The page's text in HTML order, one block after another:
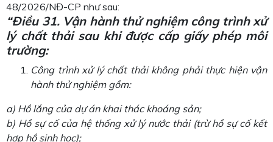
48/2026/NĐ-CP như sau:
“Điều 31. Vận hành thử nghiệm công trình xử
lý chất thải sau khi được cấp giấy phép môi
trường:
Công trình xử lý chất thải không phải thực hiện vận
hành thử nghiệm gồm:
a) Hồ lắng của dự án khai thác khoáng sản;
b) Hồ sự cố của hệ thống xử lý nước thải (trừ hồ sự cố kết
hợp hồ sinh học);